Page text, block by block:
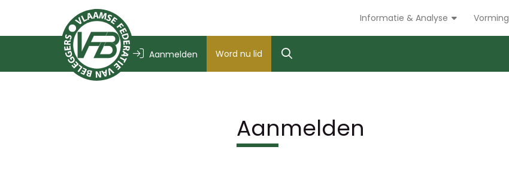
Informatie & Analyse Vorming
Aanmelden Word nu lid
Aanmelden